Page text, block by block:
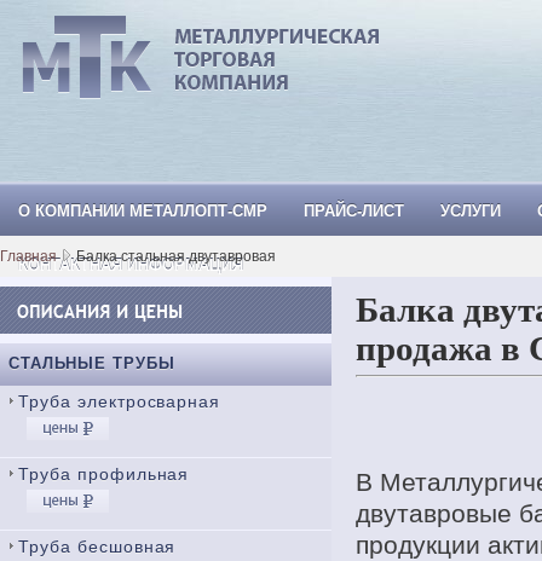
МеталлОпт-смр: ТРУБА СТАЛЬНАЯ,
О КОМПАНИИ МЕТАЛЛОПТ-СМР ПРАЙС-ЛИСТ УСЛУГИ
КОНТАКТНАЯ ИНФОРМАЦИЯ
Главная Балка стальная двутавровая
СТАЛЬНЫЕ ТРУБЫ
Труба электросварная
Труба профильная
Труба бесшовная
Балка
продажа в
В
двутавровые
продукции